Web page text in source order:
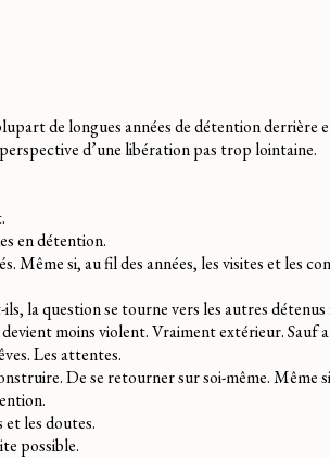
de longues années de détention derrière
d’une libération pas trop lointaine.
en détention.
Même si, au fil des années, les visites et les
la question se tourne vers les autres
moins violent. Vraiment extérieur. Sauf
Les attentes.
De se retourner sur soi-même. Même
et les doutes.
possible.